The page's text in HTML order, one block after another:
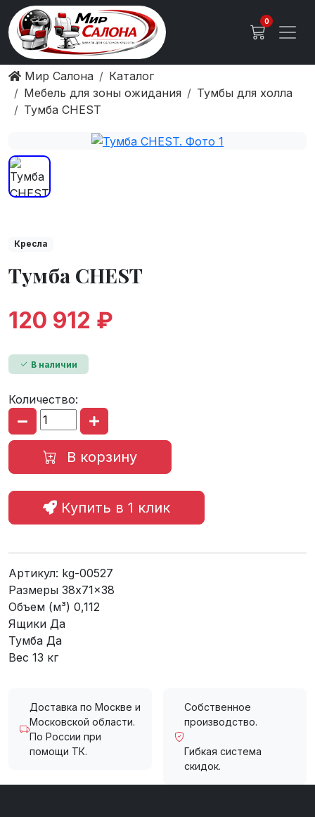
0
Мир Салона
Каталог
Мебель для зоны ожидания
Тумбы для холла
Тумба CHEST
Кресла
Тумба CHEST
120 912 ₽
В наличии
Количество:
В корзину
Купить в 1 клик
Артикул: kg-00527
Размеры 38x71x38
Объем (м³) 0,112
Ящики Да
Тумба Да
Вес 13 кг
Доставка по Москве и
Московской области.
По России при
помощи ТК.
Собственное
производство.
Гибкая система
скидок.